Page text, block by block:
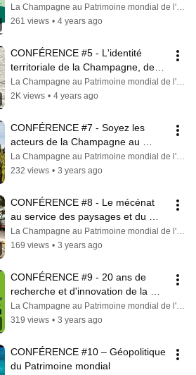
dans un milieu urbain
La Champagne au Patrimoine mondial de l'UNESCO
261 views • 4 years ago
CONFÉRENCE #5 - L'identité
territoriale de la Champagne, des
origines à nos jours
La Champagne au Patrimoine mondial de l'UNESCO
2K views • 4 years ago
CONFÉRENCE #7 - Soyez les
acteurs de la Champagne au
Patrimoine mondial !
La Champagne au Patrimoine mondial de l'UNESCO
232 views • 3 years ago
CONFÉRENCE #8 - Le mécénat
au service des paysages et du
patrimoine
La Champagne au Patrimoine mondial de l'UNESCO
169 views • 3 years ago
CONFÉRENCE #9 - 20 ans de
recherche et d'innovation de la
Champagne...
La Champagne au Patrimoine mondial de l'UNESCO
319 views • 3 years ago
CONFÉRENCE #10 – Géopolitique
du Patrimoine mondial